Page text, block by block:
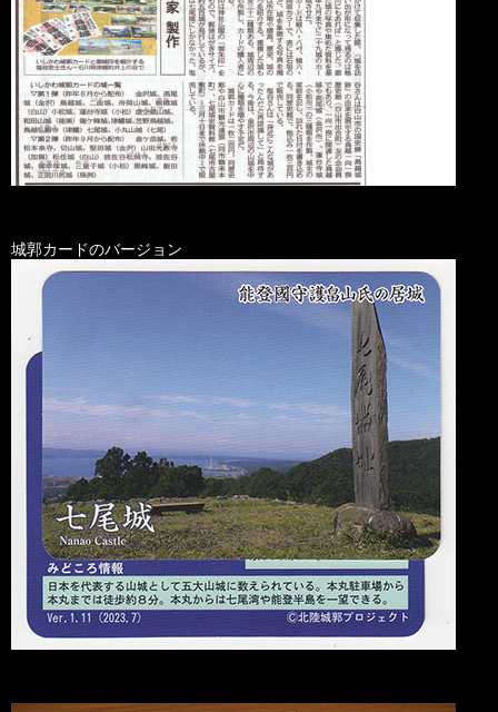
城郭カードのバージョン